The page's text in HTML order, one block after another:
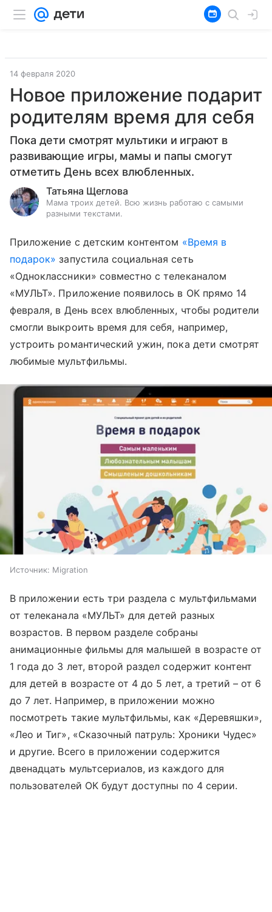
14 февраля 2020
Новое приложение подарит
родителям время для себя
Пока дети смотрят мультики и играют в
развивающие игры, мамы и папы смогут
отметить День всех влюбленных.
Татьяна Щеглова
Мама троих детей. Всю жизнь работаю с самыми
разными текстами.
Приложение с детским контентом «Время в
подарок» запустила социальная сеть
«Одноклассники» совместно с телеканалом
«МУЛЬТ». Приложение появилось в ОК прямо 14
февраля, в День всех влюбленных, чтобы родители
смогли выкроить время для себя, например,
устроить романтический ужин, пока дети смотрят
любимые мультфильмы.
Источник: Migration
В приложении есть три раздела с мультфильмами
от телеканала «МУЛЬТ» для детей разных
возрастов. В первом разделе собраны
анимационные фильмы для малышей в возрасте от
1 года до 3 лет, второй раздел содержит контент
для детей в возрасте от 4 до 5 лет, а третий – от 6
до 7 лет. Например, в приложении можно
посмотреть такие мультфильмы, как «Деревяшки»,
«Лео и Тиг», «Сказочный патруль: Хроники Чудес»
и другие. Всего в приложении содержится
двенадцать мультсериалов, из каждого для
пользователей ОК будут доступны по 4 серии.